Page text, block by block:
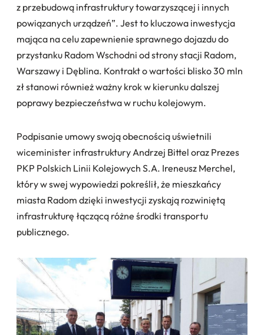
z przebudową infrastruktury towarzyszącej i innych
powiązanych urządzeń”. Jest to kluczowa inwestycja
mająca na celu zapewnienie sprawnego dojazdu do
przystanku Radom Wschodni od strony stacji Radom,
Warszawy i Dęblina. Kontrakt o wartości blisko 30 mln
zł stanowi również ważny krok w kierunku dalszej
poprawy bezpieczeństwa w ruchu kolejowym.
Podpisanie umowy swoją obecnością uświetnili
wiceminister infrastruktury Andrzej Bittel oraz Prezes
PKP Polskich Linii Kolejowych S.A. Ireneusz Merchel,
który w swej wypowiedzi pokreślił, że mieszkańcy
miasta Radom dzięki inwestycji zyskają rozwiniętą
infrastrukturę łączącą różne środki transportu
publicznego.